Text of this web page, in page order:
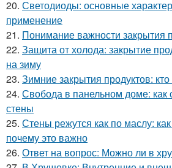
20. Светодиоды: основные
применение
21. Понимание важности закрытия
22. Защита от холода: закрытие
на зиму
23. Зимние закрытия продуктов: кто
24. Свобода в панельном доме: как
стены
25. Стены режутся как по маслу:
почему это важно
26. Ответ на вопрос: Можно ли в